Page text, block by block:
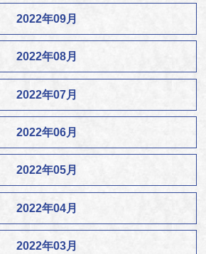
2022年09月
2022年08月
2022年07月
2022年06月
2022年05月
2022年04月
2022年03月